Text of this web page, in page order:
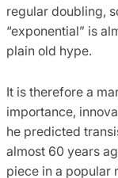
regular doubling,
“exponential” is
plain old hype.
It is therefore a
importance,
he predicted
almost 60 years
piece in a popular